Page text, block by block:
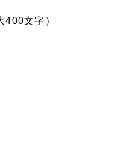
400文字）